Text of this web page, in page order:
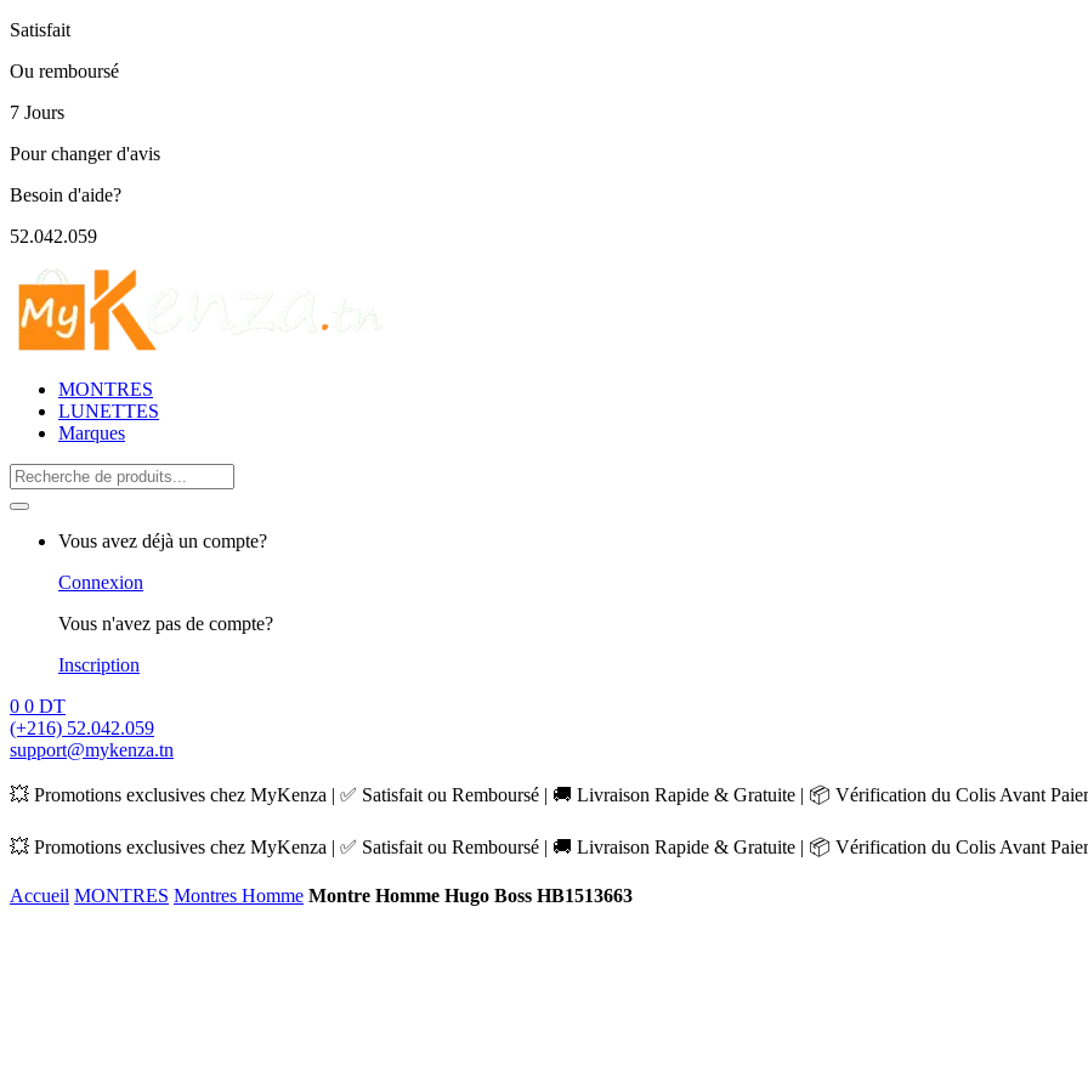
Satisfait
Ou remboursé
7 Jours
Pour changer d'avis
Besoin d'aide?
52.042.059
MONTRES
LUNETTES
Marques
Search
for:
Vous avez déjà un compte?
Connexion
Vous n'avez pas de compte?
Inscription
0 0 DT
(+216) 52.042.059
support@mykenza.tn
💥 Promotions exclusives chez MyKenza | ✅ Satisfait ou Remboursé | 🚚 Livraison Rapide & Gratuite | 📦 Vérification du Colis Avant
💥 Promotions exclusives chez MyKenza | ✅ Satisfait ou Remboursé | 🚚 Livraison Rapide & Gratuite | 📦 Vérification du Colis Avant
Accueil MONTRES Montres Homme Montre Homme Hugo Boss HB1513663